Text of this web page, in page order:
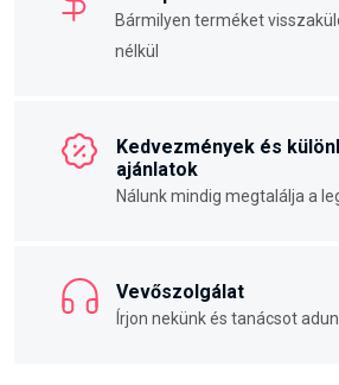
Bármilyen terméket
nélkül
Kedvezmények és
ajánlatok
Nálunk mindig megtalálja a
Vevőszolgálat
Írjon nekünk és tanácsot